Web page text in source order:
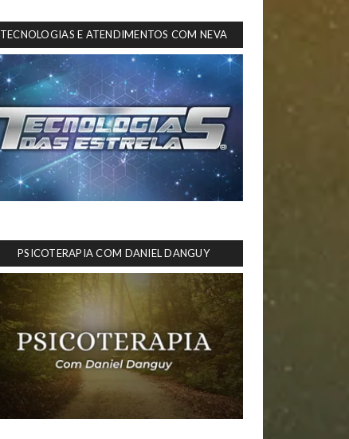
TECNOLOGIAS E ATENDIMENTOS COM NEVA
PSICOTERAPIA COM DANIEL DANGUY